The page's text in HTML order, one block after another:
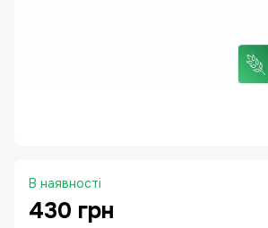
В наявності
430 грн